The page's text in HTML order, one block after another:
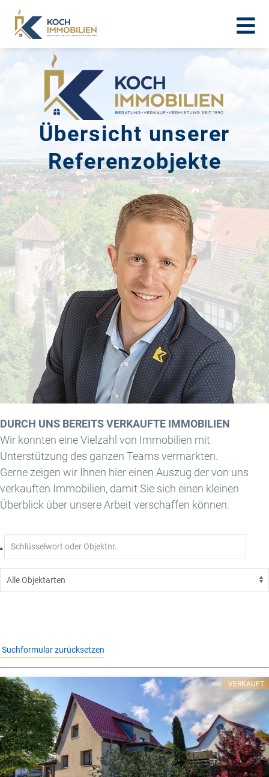
Übersicht unserer
Referenzobjekte
DURCH UNS BEREITS VERKAUFTE IMMOBILIEN
Wir konnten eine Vielzahl von Immobilien mit
Unterstützung des ganzen Teams vermarkten.
Gerne zeigen wir Ihnen hier einen Auszug der von uns
verkauften Immobilien, damit Sie sich einen kleinen
Überblick über unsere Arbeit verschaffen können.
Suchformular zurücksetzen
VERKAUFT